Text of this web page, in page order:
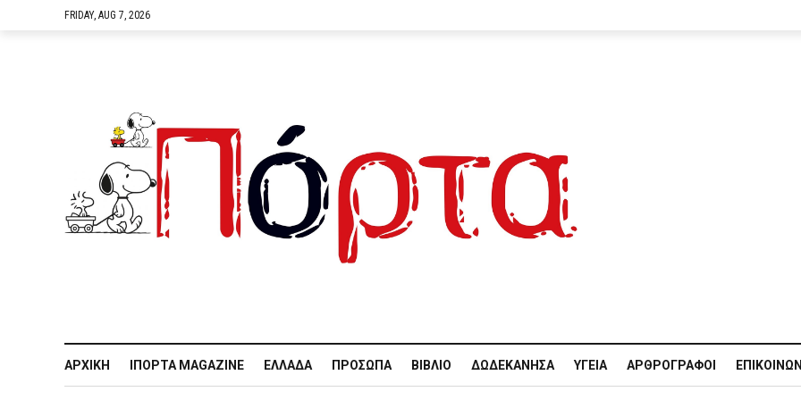
FRIDAY, AUG 7, 2026
ΑΡΧΙΚΉ IΠΌΡΤΑ MAGAZINE ΕΛΛΆΔΑ ΠΡΌΣΩΠΑ ΒΙΒΛΊΟ ΔΩΔΕΚΆΝΗΣΑ ΥΓΕΊΑ ΑΡΘΡΟΓΡΆΦΟΙ